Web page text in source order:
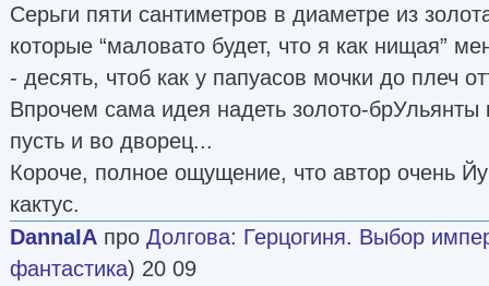
Серьги пяти сантиметров в диаметре из
которые “маловато будет, что я как нищая”
- десять, чтоб как у папуасов мочки до плеч
Впрочем сама идея надеть золото-брУльянты
пусть и во дворец...
Короче, полное ощущение, что автор очень
кактус.
DannaIA про Долгова: Герцогиня. Выбор
фантастика) 20 09